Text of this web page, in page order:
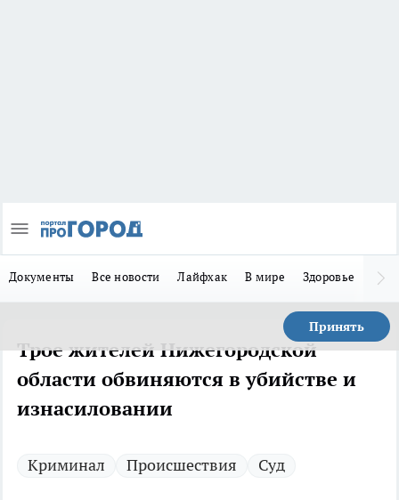
Документы Все новости Лайфхак В мире Здоровье
Принять
Трое жителей Нижегородской
области обвиняются в убийстве и
изнасиловании
Криминал Происшествия Суд